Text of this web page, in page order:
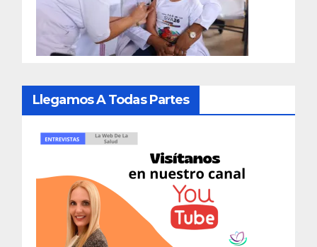
Llegamos A Todas Partes